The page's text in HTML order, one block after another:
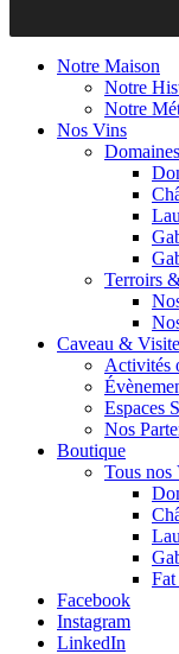
Notre Maison
Notre
Notre
Nos Vins
Terroirs
Caveau & Visite
Activités
Espaces
Nos
Boutique
Tous nos
Fat
Facebook
Instagram
LinkedIn